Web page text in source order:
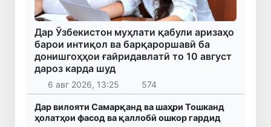
Дар Ӯзбекистон муҳлати қабули аризаҳо
барои интиқол ва барқароршавӣ ба
донишгоҳҳои ғайридавлатӣ то 10 август
дароз карда шуд
6 авг 2026, 13:25 574
Дар вилояти Самарқанд ва шаҳри Тошканд
ҳолатҳои фасод ва қаллобӣ ошкор гардид